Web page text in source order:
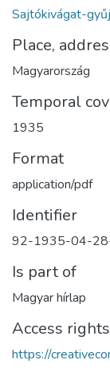
Sajtókivágat-
Place,
Magyarország
Temporal
1935
Format
application/pdf
Identifier
92-1935-04-
Is part of
Magyar hírlap
Access rights
https://